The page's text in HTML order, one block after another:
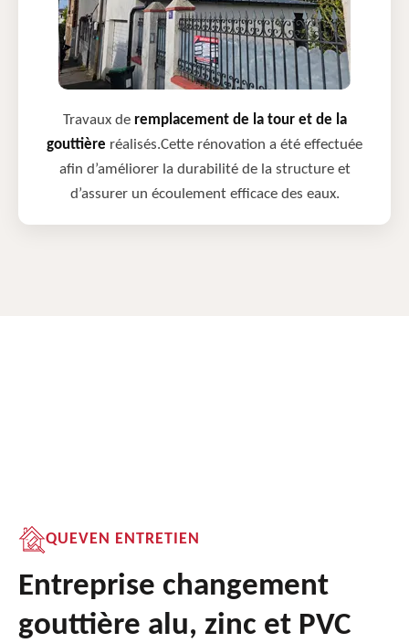
Travaux de remplacement de la tour et de la
gouttière réalisés.Cette rénovation a été effectuée
afin d’améliorer la durabilité de la structure et
d’assurer un écoulement efficace des eaux.
QUEVEN ENTRETIEN
Entreprise changement
gouttière alu, zinc et PVC